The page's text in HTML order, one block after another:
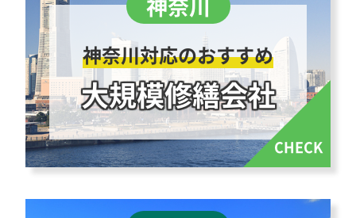
神奈川対応のおすすめ
大規模修繕会社